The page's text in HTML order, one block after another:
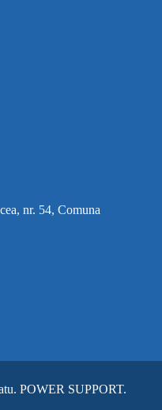
nr. 54, Comuna
POWER SUPPORT.